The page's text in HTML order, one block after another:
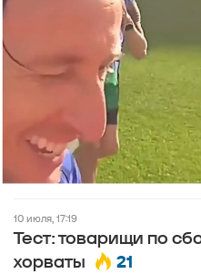
10 июля, 17:19
Тест: товарищи по
хорваты
21